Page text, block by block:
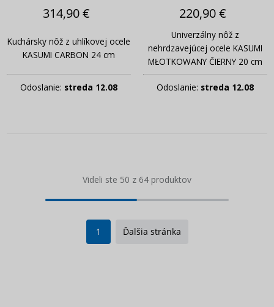
314,90 €
Kuchársky nôž z uhlíkovej ocele
KASUMI CARBON 24 cm
Odoslanie: streda 12.08
220,90 €
Univerzálny nôž z
nehrdzavejúcej ocele KASUMI
MŁOTKOWANY ČIERNY 20 cm
Odoslanie: streda 12.08
Videli ste 50 z 64 produktov
1 Ďalšia stránka